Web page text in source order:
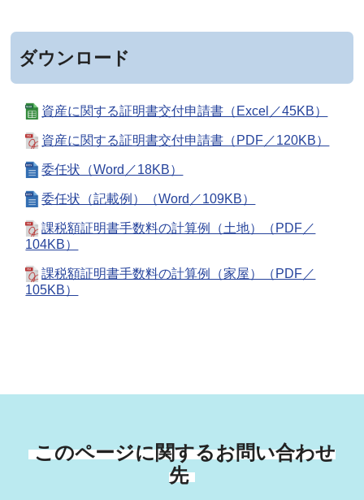
ダウンロード
資産に関する証明書交付申請書（Excel／45KB）
資産に関する証明書交付申請書（PDF／120KB）
委任状（Word／18KB）
委任状（記載例）（Word／109KB）
課税額証明書手数料の計算例（土地）（PDF／
104KB）
課税額証明書手数料の計算例（家屋）（PDF／
105KB）
このページに関するお問い合わせ
先